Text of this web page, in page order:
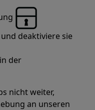
deaktiviere sie
der
nicht weiter,
an unseren